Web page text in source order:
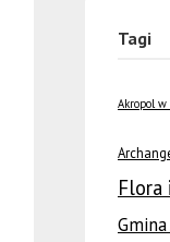
Tagi
Akropol
Flora